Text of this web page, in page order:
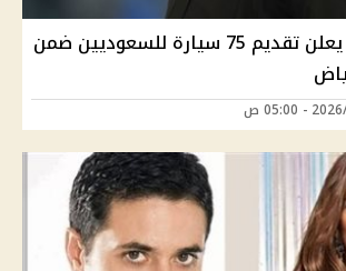
تركي آل الشيخ يعلن تقديم 75 سيارة للسعوديين ضمن